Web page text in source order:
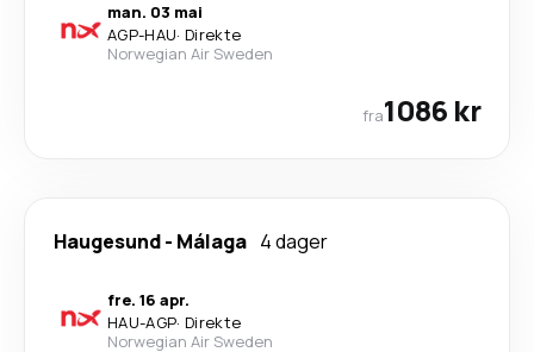
man. 03 mai
AGP-HAU· Direkte
Norwegian Air Sweden
fra1086 kr
Haugesund- Málaga 4 dager
fre. 16 apr.
HAU-AGP· Direkte
Norwegian Air Sweden